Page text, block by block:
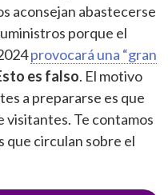
aconsejan abastecerse
porque el
provocará una “gran
es falso. El motivo
a prepararse es que
visitantes. Te contamos
que circulan sobre el